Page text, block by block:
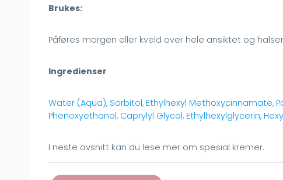
Brukes:
Påføres morgen eller kveld over hele ansiktet og
Ingredienser
Water (Aqua), Sorbitol, Ethylhexyl Methoxycinnamate,
Phenoxyethanol, Caprylyl Glycol, Ethylhexylglycerin,
I neste avsnitt kan du lese mer om spesial kremer.